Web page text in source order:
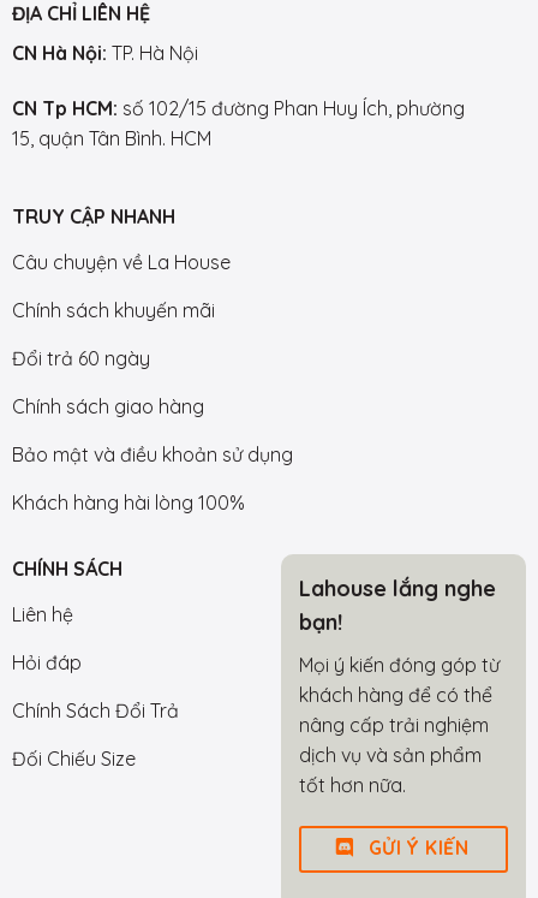
ĐỊA CHỈ LIÊN HỆ
CN Hà Nội: TP. Hà Nội
CN Tp HCM: số 102/15 đường Phan Huy Ích, phường
15, quận Tân Bình. HCM
TRUY CẬP NHANH
Câu chuyện về La House
Chính sách khuyến mãi
Đổi trả 60 ngày
Chính sách giao hàng
Bảo mật và điều khoản sử dụng
Khách hàng hài lòng 100%
CHÍNH SÁCH
Liên hệ
Hỏi đáp
Chính Sách Đổi Trả
Đối Chiếu Size
Lahouse lắng nghe
bạn!
Mọi ý kiến đóng góp từ
khách hàng để có thể
nâng cấp trải nghiệm
dịch vụ và sản phẩm
tốt hơn nữa.
GỬI Ý KIẾN